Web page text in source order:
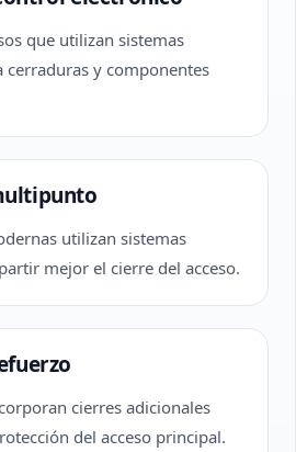
que utilizan sistemas
cerraduras y componentes
utilizan sistemas
mejor el cierre del acceso.
cierres adicionales
del acceso principal.